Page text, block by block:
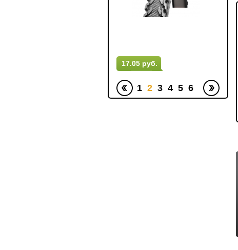
17.05 руб.
1 2 3 4 5 6